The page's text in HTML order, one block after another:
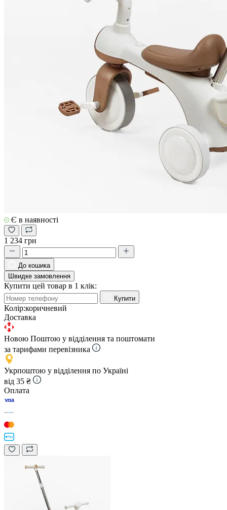
Є в наявності
1 234 грн
До кошика
Швидке замовлення
Купити цей товар в 1 клік:
Купити
Колір:коричневий
Доставка
Новою Поштою у відділення та поштомати
за тарифами перевізника
Укрпоштою у відділення по Україні
від 35 ₴
Оплата